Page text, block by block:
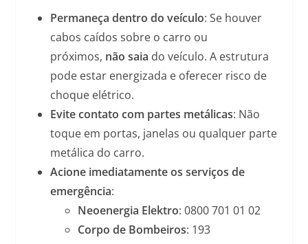
Permaneça dentro do veículo: Se houver
cabos caídos sobre o carro ou
próximos, não saia do veículo. A estrutura
pode estar energizada e oferecer risco de
choque elétrico.
Evite contato com partes metálicas: Não
toque em portas, janelas ou qualquer parte
metálica do carro.
Acione imediatamente os serviços de
emergência:
Neoenergia Elektro: 0800 701 01 02
Corpo de Bombeiros: 193